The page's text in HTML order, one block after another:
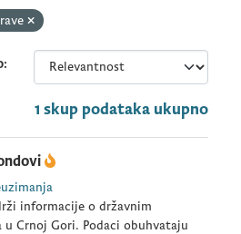
1 skup podataka ukupno
informacije o državnim
Crnoj Gori. Podaci obuhvataju